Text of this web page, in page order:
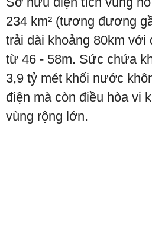
234 km² (tương đương
trải dài khoảng 80km với
từ 46 - 58m. Sức chứa
3,9 tỷ mét khối nước
điện mà còn điều hòa vi
vùng rộng lớn.